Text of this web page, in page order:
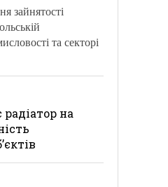
зайнятості
та секторі
на